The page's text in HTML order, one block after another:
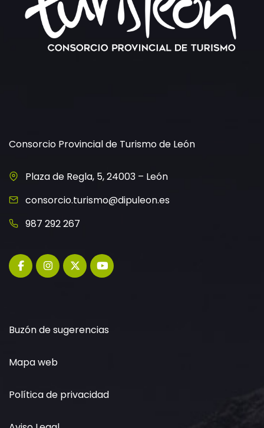
Consorcio Provincial de Turismo de León
Plaza de Regla, 5, 24003 – León
consorcio.turismo@dipuleon.es
987 292 267
Buzón de sugerencias
Mapa web
Política de privacidad